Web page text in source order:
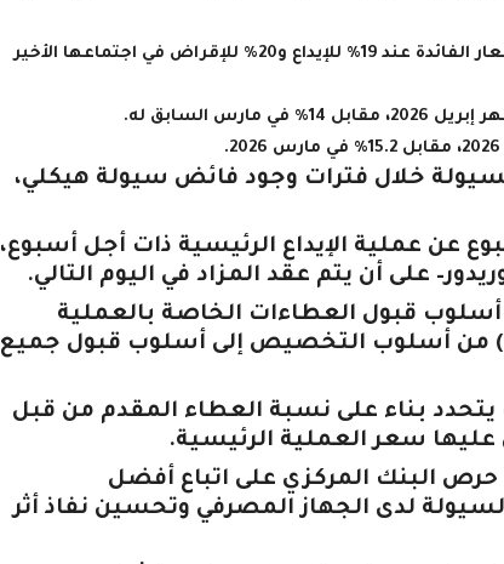
وثبتت لجنة السياسة النقدية بالبنك المركزي المصري، أسعار الفائدة عند 19% للإيداع و20% للإقراض في اجتماعها الأخير
خلال فترات وجود فائض سيولة هيكلي،
عن عملية الإيداع الرئيسية ذات أجل أسبوع،
على أن يتم عقد المزاد في اليوم التالي.
في 23 إبريل 2024، تغيير أسلوب قبول العطاءات الخاصة بالعملية
الرئيسية لربط الودائع لديه (Main Operation) من أسلوب التخصيص إلى أسلوب قبول جميع
بناء على نسبة العطاء المقدم من قبل
عليها سعر العملية الرئيسية.
البنك المركزي على اتباع أفضل
لدى الجهاز المصرفي وتحسين نفاذ أثر